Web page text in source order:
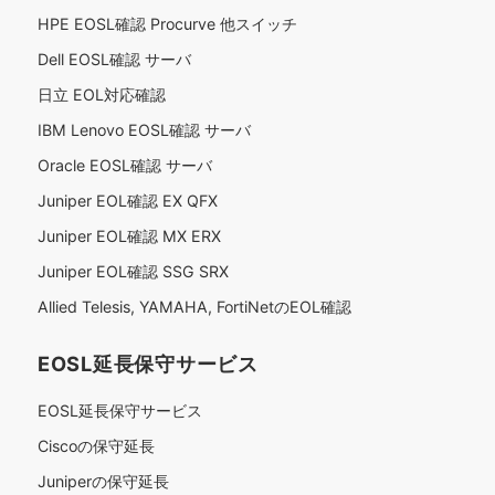
HPE EOSL確認 Procurve 他スイッチ
Dell EOSL確認 サーバ
日立 EOL対応確認
IBM Lenovo EOSL確認 サーバ
Oracle EOSL確認 サーバ
Juniper EOL確認 EX QFX
Juniper EOL確認 MX ERX
Juniper EOL確認 SSG SRX
Allied Telesis, YAMAHA, FortiNetのEOL確認
EOSL延長保守サービス
EOSL延長保守サービス
Ciscoの保守延長
Juniperの保守延長